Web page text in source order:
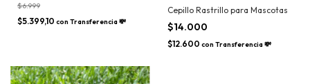
$6.999
$5.399,10 con Transferencia 💸
Cepillo Rastrillo para Mascotas
$14.000
$12.600 con Transferencia 💸